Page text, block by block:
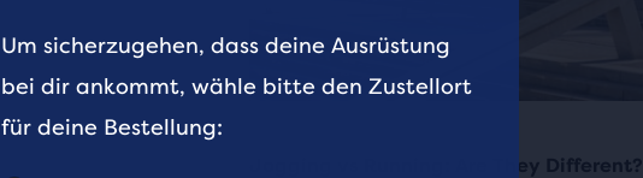
Jogging vs Running: Are They Different?
Um sicherzugehen, dass deine Ausrüstung
bei dir ankommt, wähle bitte den Zustellort
für deine Bestellung: